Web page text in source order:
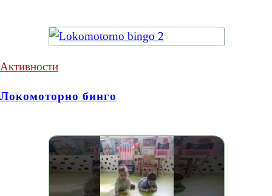
Активности
Локомоторно бинго